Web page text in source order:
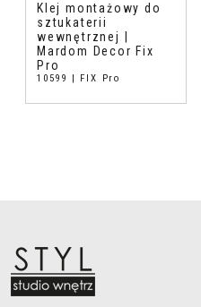
Klej montażowy do
sztukaterii
wewnętrznej |
Mardom Decor Fix
Pro
10599 | FIX Pro